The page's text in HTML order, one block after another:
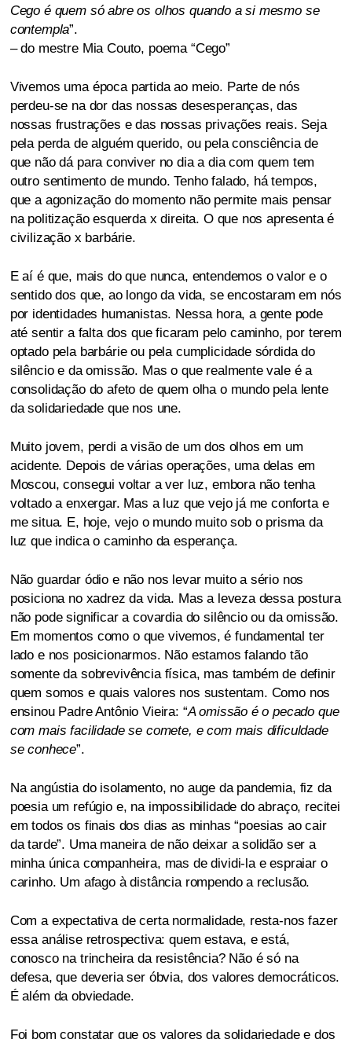
Cego é quem só abre os olhos quando a si mesmo se
contempla”.
– do mestre Mia Couto, poema “Cego”
Vivemos uma época partida ao meio. Parte de nós
perdeu-se na dor das nossas desesperanças, das
nossas frustrações e das nossas privações reais. Seja
pela perda de alguém querido, ou pela consciência de
que não dá para conviver no dia a dia com quem tem
outro sentimento de mundo. Tenho falado, há tempos,
que a agonização do momento não permite mais pensar
na politização esquerda x direita. O que nos apresenta é
civilização x barbárie.
E aí é que, mais do que nunca, entendemos o valor e o
sentido dos que, ao longo da vida, se encostaram em nós
por identidades humanistas. Nessa hora, a gente pode
até sentir a falta dos que ficaram pelo caminho, por terem
optado pela barbárie ou pela cumplicidade sórdida do
silêncio e da omissão. Mas o que realmente vale é a
consolidação do afeto de quem olha o mundo pela lente
da solidariedade que nos une.
Muito jovem, perdi a visão de um dos olhos em um
acidente. Depois de várias operações, uma delas em
Moscou, consegui voltar a ver luz, embora não tenha
voltado a enxergar. Mas a luz que vejo já me conforta e
me situa. E, hoje, vejo o mundo muito sob o prisma da
luz que indica o caminho da esperança.
Não guardar ódio e não nos levar muito a sério nos
posiciona no xadrez da vida. Mas a leveza dessa postura
não pode significar a covardia do silêncio ou da omissão.
Em momentos como o que vivemos, é fundamental ter
lado e nos posicionarmos. Não estamos falando tão
somente da sobrevivência física, mas também de definir
quem somos e quais valores nos sustentam. Como nos
ensinou Padre Antônio Vieira: “A omissão é o pecado que
com mais facilidade se comete, e com mais dificuldade
se conhece”.
Na angústia do isolamento, no auge da pandemia, fiz da
poesia um refúgio e, na impossibilidade do abraço, recitei
em todos os finais dos dias as minhas “poesias ao cair
da tarde”. Uma maneira de não deixar a solidão ser a
minha única companheira, mas de dividi-la e espraiar o
carinho. Um afago à distância rompendo a reclusão.
Com a expectativa de certa normalidade, resta-nos fazer
essa análise retrospectiva: quem estava, e está,
conosco na trincheira da resistência? Não é só na
defesa, que deveria ser óbvia, dos valores democráticos.
É além da obviedade.
Foi bom constatar que os valores da solidariedade e dos